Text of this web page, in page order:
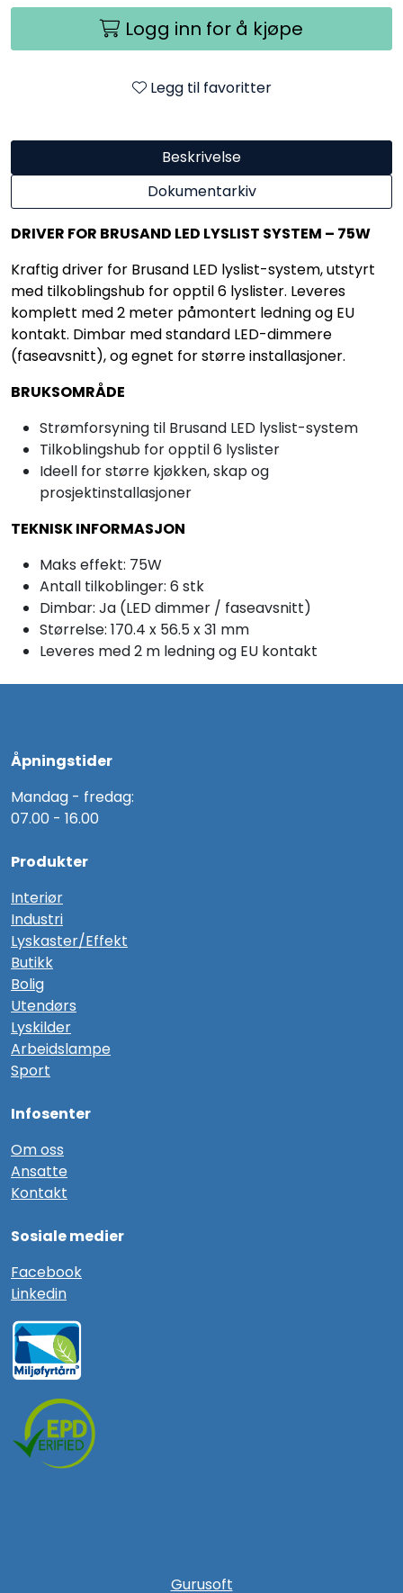
Logg inn for å kjøpe
Legg til favoritter
Beskrivelse
Dokumentarkiv
DRIVER FOR BRUSAND LED LYSLIST SYSTEM – 75W
Kraftig driver for Brusand LED lyslist-system, utstyrt
med tilkoblingshub for opptil 6 lyslister. Leveres
komplett med 2 meter påmontert ledning og EU
kontakt. Dimbar med standard LED-dimmere
(faseavsnitt), og egnet for større installasjoner.
BRUKSOMRÅDE
Strømforsyning til Brusand LED lyslist-system
Tilkoblingshub for opptil 6 lyslister
Ideell for større kjøkken, skap og
prosjektinstallasjoner
TEKNISK INFORMASJON
Maks effekt: 75W
Antall tilkoblinger: 6 stk
Dimbar: Ja (LED dimmer / faseavsnitt)
Størrelse: 170.4 x 56.5 x 31 mm
Leveres med 2 m ledning og EU kontakt
Åpningstider
Mandag - fredag:
07.00 - 16.00
Produkter
Interiør
Industri
Lyskaster/Effekt
Butikk
Bolig
Utendørs
Lyskilder
Arbeidslampe
Sport
Infosenter
Om oss
Ansatte
Kontakt
Sosiale medier
Facebook
Linkedin
Gurusoft